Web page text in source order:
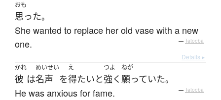
おも
思った。
She wanted to replace her old vase with a new
one.
— Tatoeba
Details ▸
かれ
彼 は
めいせい
名声 を
え
得たいと
つよ
強く
ねが
願っていた。
He was anxious for fame. — Tatoeba